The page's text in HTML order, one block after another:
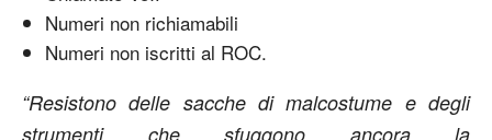
Numeri non richiamabili
Numeri non iscritti al ROC.
“Resistono delle sacche di malcostume e degli
strumenti che sfuggono ancora la